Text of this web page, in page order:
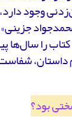
وجود
کتاب را
بود؟